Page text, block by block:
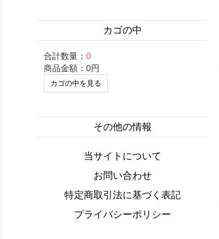
カゴの中
合計数量： 0
商品金額： 0円
カゴの中を見る
その他の情報
当サイトについて
お問い合わせ
特定商取引法に基づく表記
プライバシーポリシー